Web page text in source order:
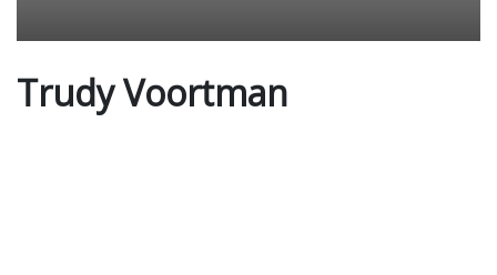
Trudy Voortman